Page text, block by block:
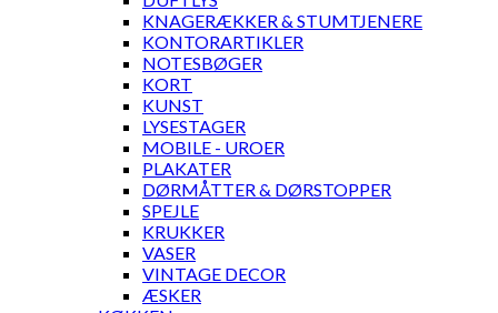
KNAGERÆKKER & STUMTJENERE
KONTORARTIKLER
NOTESBØGER
KORT
KUNST
LYSESTAGER
MOBILE - UROER
PLAKATER
DØRMÅTTER & DØRSTOPPER
SPEJLE
KRUKKER
VASER
VINTAGE DECOR
ÆSKER